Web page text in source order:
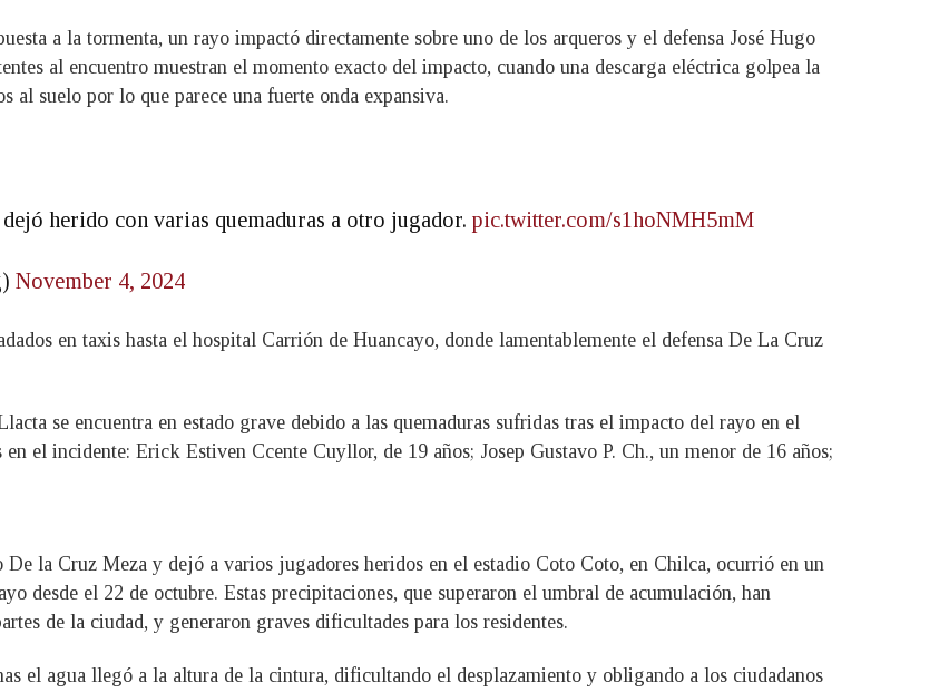
a la tormenta, un rayo impactó directamente sobre uno de los arqueros y el defensa José Hugo
al encuentro muestran el momento exacto del impacto, cuando una descarga eléctrica golpea la
al suelo por lo que parece una fuerte onda expansiva.
herido con varias quemaduras a otro jugador. pic.twitter.com/s1hoNMH5mM
November 4, 2024
en taxis hasta el hospital Carrión de Huancayo, donde lamentablemente el defensa De La Cruz
se encuentra en estado grave debido a las quemaduras sufridas tras el impacto del rayo en el
el incidente: Erick Estiven Ccente Cuyllor, de 19 años; Josep Gustavo P. Ch., un menor de 16 años;
la Cruz Meza y dejó a varios jugadores heridos en el estadio Coto Coto, en Chilca, ocurrió en un
desde el 22 de octubre. Estas precipitaciones, que superaron el umbral de acumulación, han
de la ciudad, y generaron graves dificultades para los residentes.
el agua llegó a la altura de la cintura, dificultando el desplazamiento y obligando a los ciudadanos